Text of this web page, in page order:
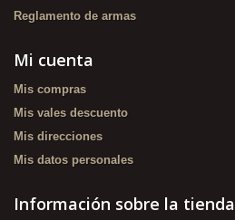
Reglamento de armas
Mi cuenta
Mis compras
Mis vales descuento
Mis direcciones
Mis datos personales
Información sobre la tienda